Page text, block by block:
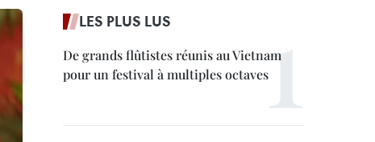
LES PLUS LUS
De grands flûtistes réunis au Vietnam
pour un festival à multiples octaves